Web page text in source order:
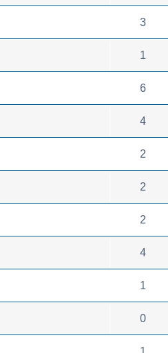
3
1
6
4
2
2
2
4
1
0